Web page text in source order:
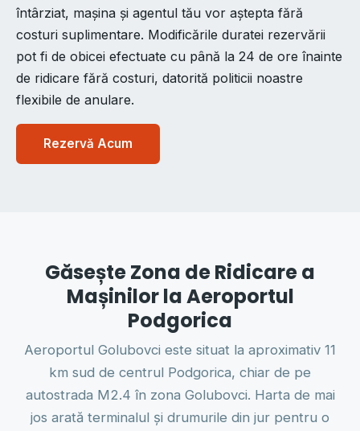
întârziat, mașina și agentul tău vor aștepta fără
costuri suplimentare. Modificările duratei rezervării
pot fi de obicei efectuate cu până la 24 de ore înainte
de ridicare fără costuri, datorită politicii noastre
flexibile de anulare.
Rezervă Acum
Găsește Zona de Ridicare a
Mașinilor la Aeroportul
Podgorica
Aeroportul Golubovci este situat la aproximativ 11
km sud de centrul Podgorica, chiar de pe
autostrada M2.4 în zona Golubovci. Harta de mai
jos arată terminalul și drumurile din jur pentru o